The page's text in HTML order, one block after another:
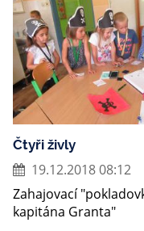
Čtyři živly
19.12.2018 08:12
Zahajovací
kapitána Granta"